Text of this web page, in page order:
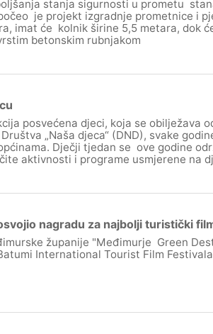
stanja sigurnosti u prometu
je projekt izgradnje prometnice i
imat će kolnik širine 5,5 metara, dok
betonskim rubnjakom
posvećena djeci, koja se obilježava
„Naša djeca“ (DND), svake
Dječji tjedan se ove godine
aktivnosti i programe usmjerene na
nagradu za najbolji turistički
županije "Međimurje Green
International Tourist Film